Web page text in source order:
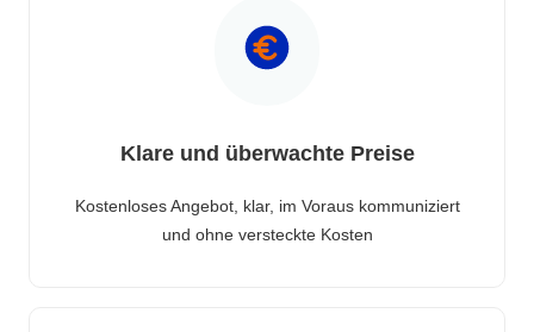
Klare und überwachte Preise
Kostenloses Angebot, klar, im Voraus kommuniziert
und ohne versteckte Kosten